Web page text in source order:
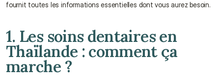
fournit toutes les informations essentielles dont vous aurez besoin.
1. Les soins dentaires en
Thaïlande : comment ça
marche ?